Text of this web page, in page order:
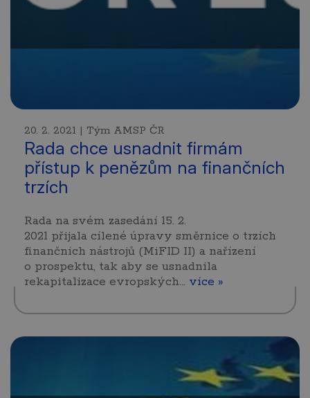
20. 2. 2021 | Tým AMSP ČR
Rada chce usnadnit firmám
přístup k penězům na finančních
trzích
Rada na svém zasedání 15. 2.
2021 přijala cílené úpravy směrnice o trzích
finančních nástrojů (MiFID II) a nařízení
o prospektu, tak aby se usnadnila
rekapitalizace evropských… více »